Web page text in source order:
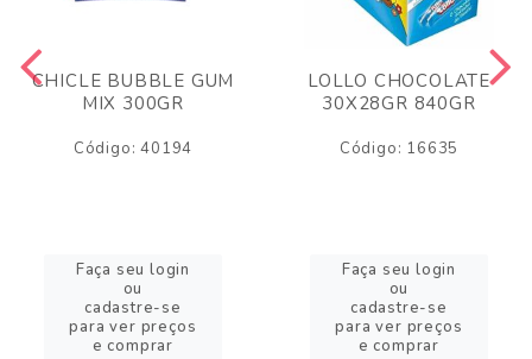
CHICLE BUBBLE GUM
MIX 300GR
Código: 40194
Faça seu login
ou
cadastre-se
para ver preços
e comprar
LOLLO CHOCOLATE
30X28GR 840GR
Código: 16635
Faça seu login
ou
cadastre-se
para ver preços
e comprar